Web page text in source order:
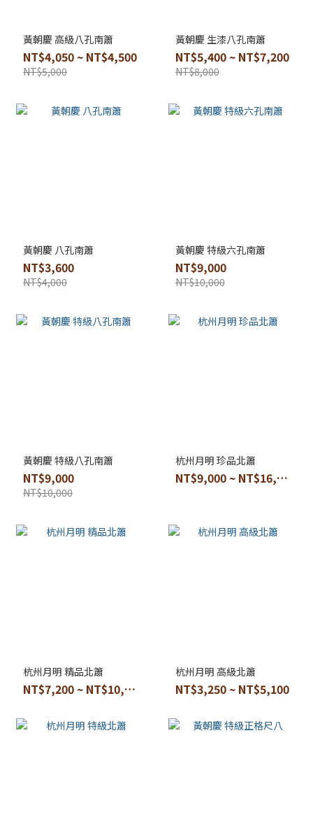
黃朝慶 高級八孔南簫
NT$4,050 ~ NT$4,500
NT$5,000
黃朝慶 生漆八孔南簫
NT$5,400 ~ NT$7,200
NT$8,000
黃朝慶 八孔南簫
NT$3,600
NT$4,000
黃朝慶 特級六孔南簫
NT$9,000
NT$10,000
黃朝慶 特級八孔南簫
NT$9,000
NT$10,000
杭州月明 珍品北簫
NT$9,000 ~ NT$16,000
杭州月明 精品北簫
NT$7,200 ~ NT$10,000
杭州月明 高級北簫
NT$3,250 ~ NT$5,100